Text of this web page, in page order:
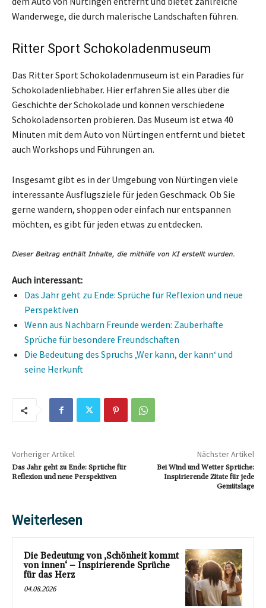
Wanderwege, die durch malerische Landschaften führen.
Ritter Sport Schokoladenmuseum
Das Ritter Sport Schokoladenmuseum ist ein Paradies für
Schokoladenliebhaber. Hier erfahren Sie alles über die
Geschichte der Schokolade und können verschiedene
Schokoladensorten probieren. Das Museum ist etwa 40
Minuten mit dem Auto von Nürtingen entfernt und bietet
auch Workshops und Führungen an.
Insgesamt gibt es in der Umgebung von Nürtingen viele
interessante Ausflugsziele für jeden Geschmack. Ob Sie
gerne wandern, shoppen oder einfach nur entspannen
möchten, es gibt für jeden etwas zu entdecken.
Auch interessant:
Das Jahr geht zu Ende: Sprüche für Reflexion und neue
Perspektiven
Wenn aus Nachbarn Freunde werden: Zauberhafte
Sprüche für besondere Freundschaften
Die Bedeutung des Spruchs ‚Wer kann, der kann‘ und
seine Herkunft
Vorheriger Artikel
Das Jahr geht zu Ende: Sprüche für
Reflexion und neue Perspektiven
Nächster Artikel
Bei Wind und Wetter Sprüche:
Inspirierende Zitate für jede
Gemütslage
Weiterlesen
Die Bedeutung von ‚Schönheit kommt
von innen‘ – Inspirierende Sprüche
für das Herz
04.08.2026